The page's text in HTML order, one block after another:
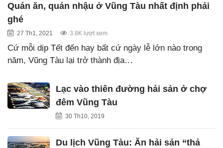
Quán ăn, quán nhậu ở Vũng Tàu nhất định phải
ghé
27 Th1, 2021 3.8K lượt xem
Cứ mỗi dịp Tết đến hay bất cứ ngày lễ lớn nào trong
năm, Vũng Tàu lại trở thành địa…
Lạc vào thiên đường hải sản ở chợ
đêm Vũng Tàu
30 Th10, 2019
Du lịch Vũng Tàu: Ăn hải sản “thả